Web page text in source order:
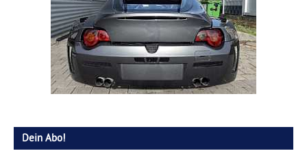
Dein Abo!